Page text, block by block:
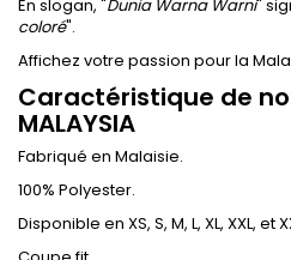
En slogan, "Dunia Warna Warni"
coloré".
Affichez votre passion pour la
Caractéristique de
MALAYSIA
Fabriqué en Malaisie.
100% Polyester.
Disponible en XS, S, M, L, XL, XXL, et